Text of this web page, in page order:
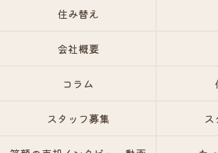
住み替え
会社概要
コラム
スタッフ募集